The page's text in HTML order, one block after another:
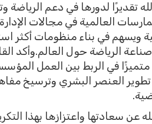
تقديرًا لدورها في دعم الرياضة
العالمية في مجالات
ويسهم في بناء منظومات أكثر
الرياضة حول العالم.وأكد
في الربط بين العمل
تطوير العنصر البشري وترسيخ
عن سعادتها واعتزازها بهذا